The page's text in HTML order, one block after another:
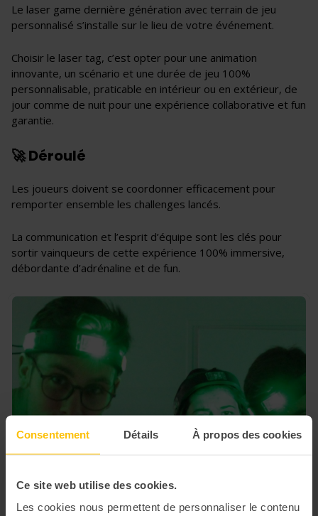
Consentement Détails À propos des cookies
Ce site web utilise des cookies.
Les cookies nous permettent de personnaliser le contenu
Le laser game dernière génération avec terrain de jeu
personnalisé s’installe sur le lieu de votre événement.
Choisir le laser tag, c’est opter pour une animation
innovante, un scénario et une durée de jeu 100%
personnalisable, praticable en intérieur ou en extérieur, de
jour comme de nuit pour une expérience collaborative et fun
garantie.
🚀 Déroulé
Les joueurs doivent se coordonner efficacement pour
remporter ensemble les challenges lancés.
La communication et l’esprit d’équipe sont les clés pour
sortir vainqueurs de cette expérience 100% immersive,
débordante d’adrénaline et de fun.